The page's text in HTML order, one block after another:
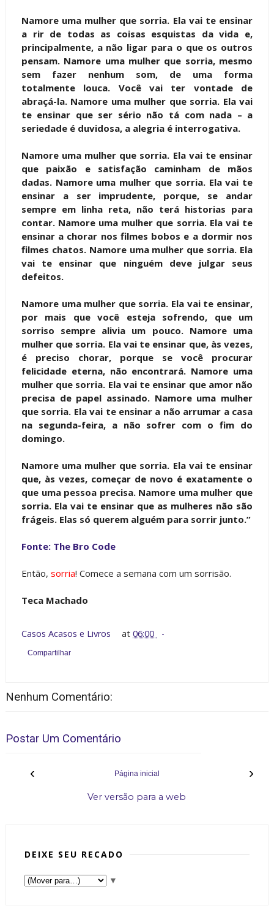
Namore uma mulher que sorria. Ela vai te ensinar
a rir de todas as coisas esquistas da vida e,
principalmente, a não ligar para o que os outros
pensam. Namore uma mulher que sorria, mesmo
sem fazer nenhum som, de uma forma
totalmente louca. Você vai ter vontade de
abraçá-la. Namore uma mulher que sorria. Ela vai
te ensinar que ser sério não tá com nada – a
seriedade é duvidosa, a alegria é interrogativa.
Namore uma mulher que sorria. Ela vai te ensinar
que paixão e satisfação caminham de mãos
dadas. Namore uma mulher que sorria. Ela vai te
ensinar a ser imprudente, porque, se andar
sempre em linha reta, não terá historias para
contar. Namore uma mulher que sorria. Ela vai te
ensinar a chorar nos filmes bobos e a dormir nos
filmes chatos. Namore uma mulher que sorria. Ela
vai te ensinar que ninguém deve julgar seus
defeitos.
Namore uma mulher que sorria. Ela vai te ensinar,
por mais que você esteja sofrendo, que um
sorriso sempre alivia um pouco. Namore uma
mulher que sorria. Ela vai te ensinar que, às vezes,
é preciso chorar, porque se você procurar
felicidade eterna, não encontrará. Namore uma
mulher que sorria. Ela vai te ensinar que amor não
precisa de papel assinado. Namore uma mulher
que sorria. Ela vai te ensinar a não arrumar a casa
na segunda-feira, a não sofrer com o fim do
domingo.
Namore uma mulher que sorria. Ela vai te ensinar
que, às vezes, começar de novo é exatamente o
que uma pessoa precisa. Namore uma mulher que
sorria. Ela vai te ensinar que as mulheres não são
frágeis. Elas só querem alguém para sorrir junto.”
Fonte: The Bro Code
Então, sorria! Comece a semana com um sorrisão.
Teca Machado
Casos Acasos e Livros at06:00
Compartilhar
Nenhum Comentário:
Postar Um Comentário
‹ ›
Página inicial
Ver versão para a web
DEIXE SEU RECADO
▼